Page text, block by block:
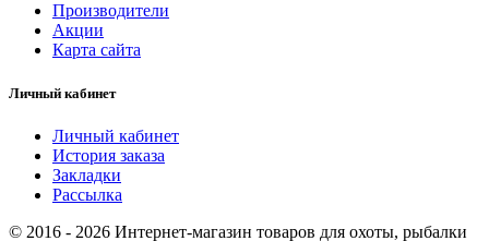
Производители
Акции
Карта сайта
Личный кабинет
Личный кабинет
История заказа
Закладки
Рассылка
© 2016 - 2026 Интернет-магазин товаров для охоты, рыбалки